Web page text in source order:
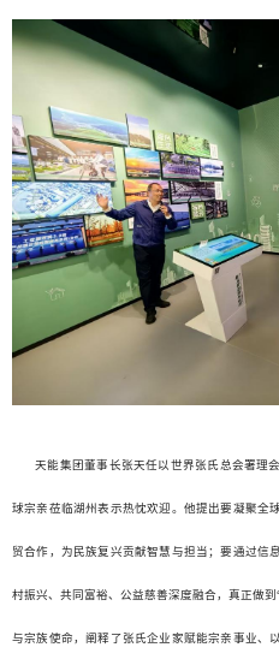
天能集团董事长张天任以世界张氏总会署理
球宗亲莅临湖州表示热忱欢迎。他提出要凝聚全
贸合作，为民族复兴贡献智慧与担当；要通过信
村振兴、共同富裕、公益慈善深度融合，真正做
与宗族使命，阐释了张氏企业家赋能宗亲事业、